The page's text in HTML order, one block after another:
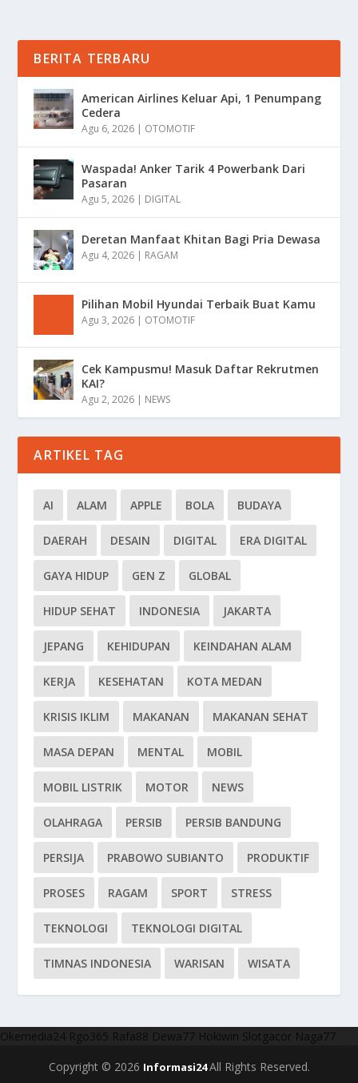
BERITA TERBARU
American Airlines Keluar Api, 1 Penumpang
Cedera
Agu 6, 2026 | OTOMOTIF
Waspada! Anker Tarik 4 Powerbank Dari
Pasaran
Agu 5, 2026 | DIGITAL
Deretan Manfaat Khitan Bagi Pria Dewasa
Agu 4, 2026 | RAGAM
Pilihan Mobil Hyundai Terbaik Buat Kamu
Agu 3, 2026 | OTOMOTIF
Cek Kampusmu! Masuk Daftar Rekrutmen
KAI?
Agu 2, 2026 | NEWS
ARTIKEL TAG
AI ALAM APPLE BOLA BUDAYA
DAERAH DESAIN DIGITAL ERA DIGITAL
GAYA HIDUP GEN Z GLOBAL
HIDUP SEHAT INDONESIA JAKARTA
JEPANG KEHIDUPAN KEINDAHAN ALAM
KERJA KESEHATAN KOTA MEDAN
KRISIS IKLIM MAKANAN MAKANAN SEHAT
MASA DEPAN MENTAL MOBIL
MOBIL LISTRIK MOTOR NEWS
OLAHRAGA PERSIB PERSIB BANDUNG
PERSIJA PRABOWO SUBIANTO PRODUKTIF
PROSES RAGAM SPORT STRESS
TEKNOLOGI TEKNOLOGI DIGITAL
TIMNAS INDONESIA WARISAN WISATA
Okemedia24 Rgo365 Rafa88 Dewa77 Hokiwin Slotgacor Naga77
Copyright © 2026 Informasi24All Rights Reserved.